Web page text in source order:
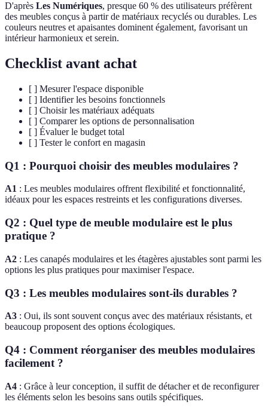
D'après Les Numériques, presque 60 % des utilisateurs préfèrent
des meubles conçus à partir de matériaux recyclés ou durables. Les
couleurs neutres et apaisantes dominent également, favorisant un
intérieur harmonieux et serein.
Checklist avant achat
[ ] Mesurer l'espace disponible
[ ] Identifier les besoins fonctionnels
[ ] Choisir les matériaux adéquats
[ ] Comparer les options de personnalisation
[ ] Évaluer le budget total
[ ] Tester le confort en magasin
Q1 : Pourquoi choisir des meubles modulaires ?
A1 : Les meubles modulaires offrent flexibilité et fonctionnalité,
idéaux pour les espaces restreints et les configurations diverses.
Q2 : Quel type de meuble modulaire est le plus
pratique ?
A2 : Les canapés modulaires et les étagères ajustables sont parmi les
options les plus pratiques pour maximiser l'espace.
Q3 : Les meubles modulaires sont-ils durables ?
A3 : Oui, ils sont souvent conçus avec des matériaux résistants, et
beaucoup proposent des options écologiques.
Q4 : Comment réorganiser des meubles modulaires
facilement ?
A4 : Grâce à leur conception, il suffit de détacher et de reconfigurer
les éléments selon les besoins sans outils spécifiques.